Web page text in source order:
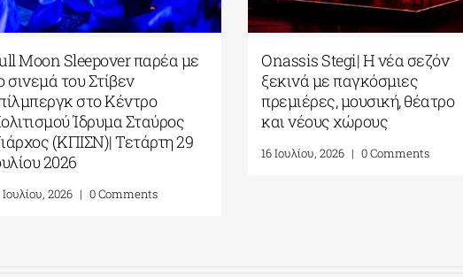
Full Moon Sleepover παρέα με
το σινεμά του Στίβεν
Σπίλμπεργκ στο Κέντρο
Πολιτισμού Ίδρυμα Σταύρος
Νιάρχος (ΚΠΙΣΝ)| Τετάρτη 29
Ιουλίου 2026
17 Ιουλίου, 2026 | 0 Comments
Onassis Stegi| H νέα σεζόν
ξεκινά με παγκόσμιες
πρεμιέρες, μουσική, θέατρο
και νέους χώρους
16 Ιουλίου, 2026 | 0 Comments